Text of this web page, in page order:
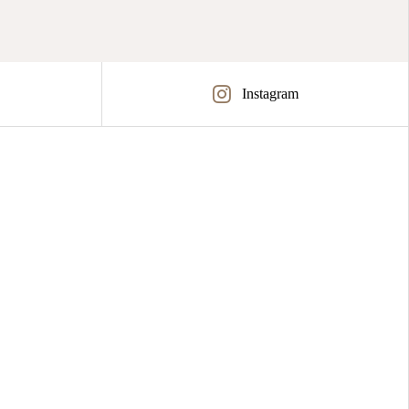
Instagram